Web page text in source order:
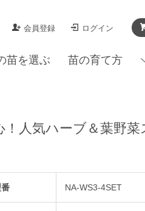
会員登録 ログイン
苗を選ぶ 苗の育て方
人気ハーブ＆葉野菜
NA-WS3-4SET